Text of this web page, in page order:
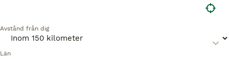
Avstånd från dig
Län